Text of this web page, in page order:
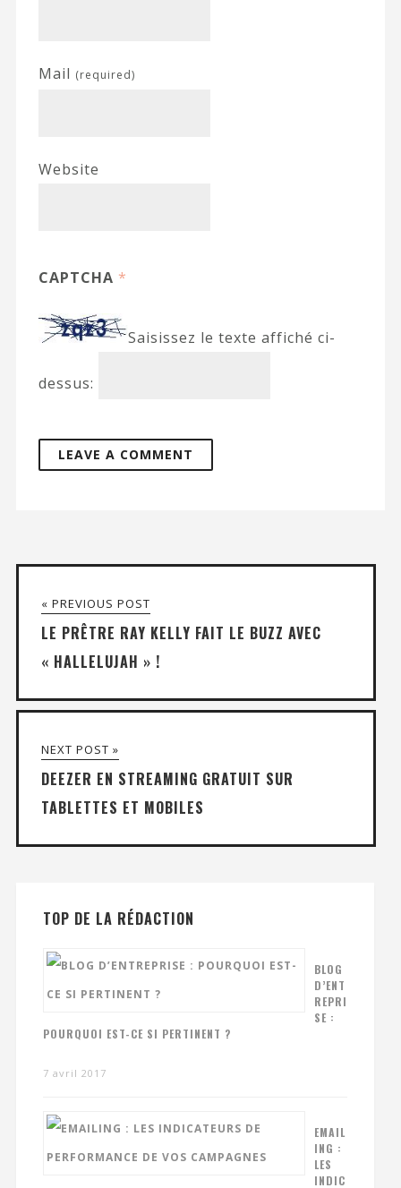
Mail (required)
Website
CAPTCHA *
Saisissez le texte affiché ci-
dessus:
« PREVIOUS POST
LE PRÊTRE RAY KELLY FAIT LE BUZZ AVEC
« HALLELUJAH » !
NEXT POST »
DEEZER EN STREAMING GRATUIT SUR
TABLETTES ET MOBILES
TOP DE LA RÉDACTION
BLOG
D’ENT
REPRI
SE :
POURQUOI EST-CE SI PERTINENT ?
7 avril 2017
EMAIL
ING :
LES
INDIC